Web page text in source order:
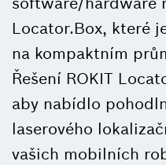
Locator.Box, které
na kompaktním
Řešení ROKIT
aby nabídlo
laserového
vašich mobilních